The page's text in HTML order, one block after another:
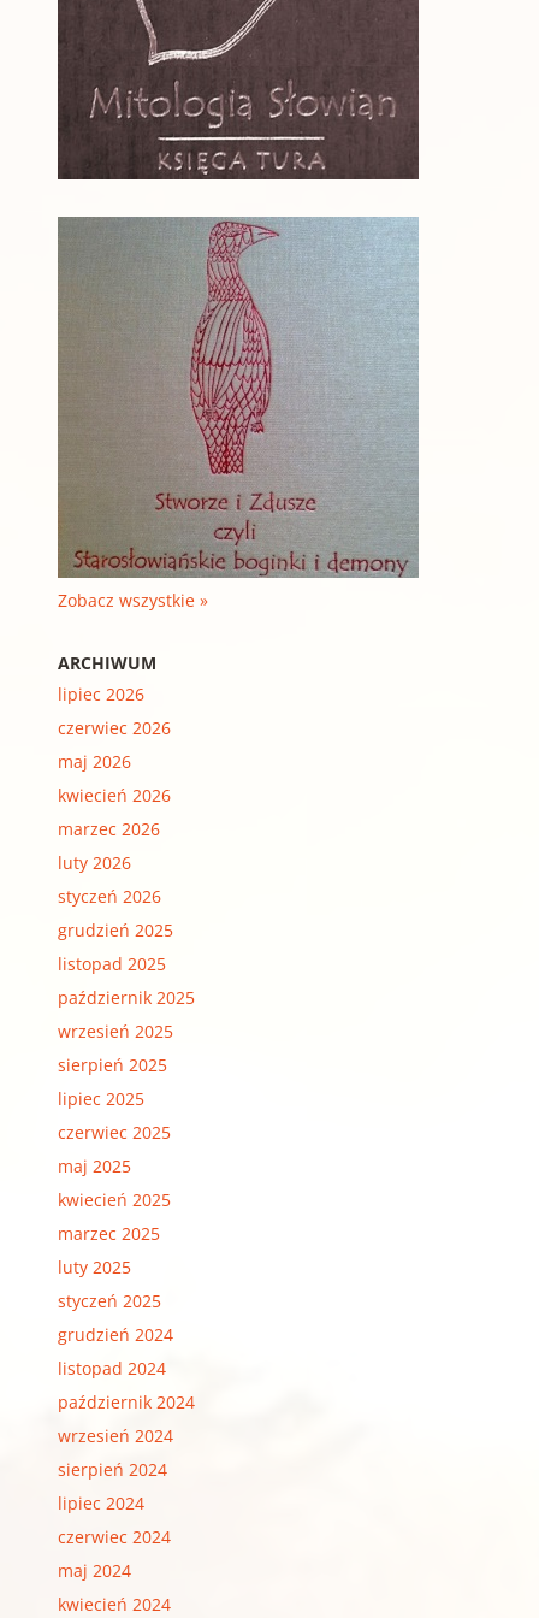
Zobacz wszystkie »
ARCHIWUM
lipiec 2026
czerwiec 2026
maj 2026
kwiecień 2026
marzec 2026
luty 2026
styczeń 2026
grudzień 2025
listopad 2025
październik 2025
wrzesień 2025
sierpień 2025
lipiec 2025
czerwiec 2025
maj 2025
kwiecień 2025
marzec 2025
luty 2025
styczeń 2025
grudzień 2024
listopad 2024
październik 2024
wrzesień 2024
sierpień 2024
lipiec 2024
czerwiec 2024
maj 2024
kwiecień 2024